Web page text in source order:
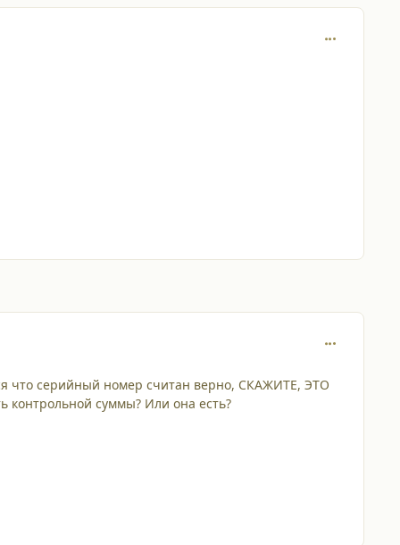
что серийный номер считан верно, СКАЖИТЕ, ЭТО
контрольной суммы? Или она есть?